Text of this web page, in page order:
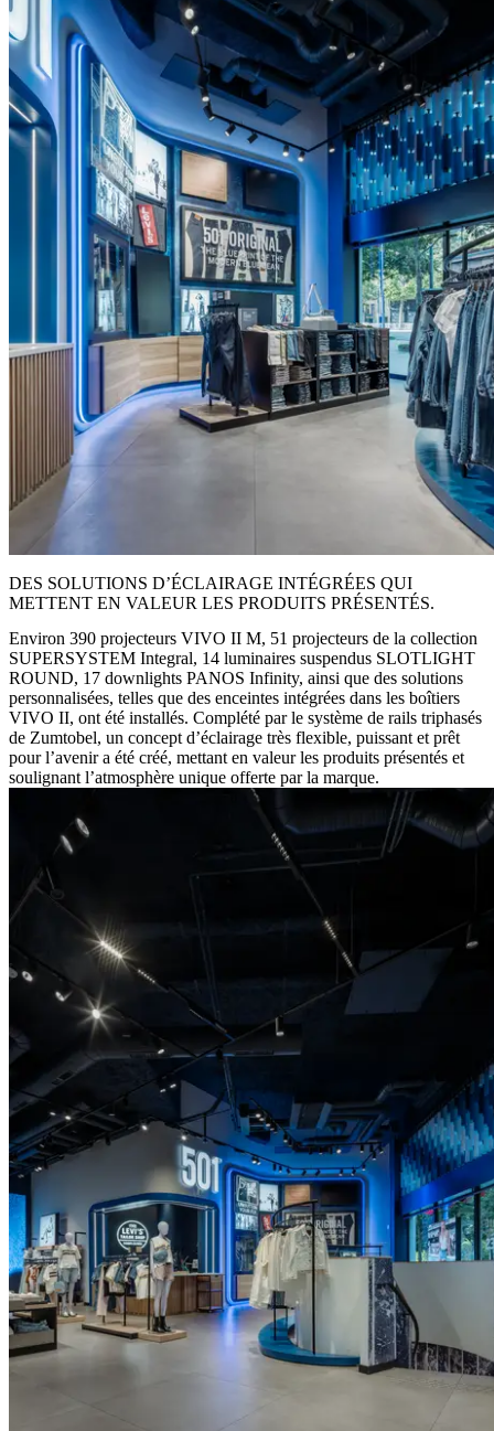
DES SOLUTIONS D’ÉCLAIRAGE INTÉGRÉES QUI
METTENT EN VALEUR LES PRODUITS PRÉSENTÉS.
Environ 390 projecteurs VIVO II M, 51 projecteurs de la collection
SUPERSYSTEM Integral, 14 luminaires suspendus SLOTLIGHT
ROUND, 17 downlights PANOS Infinity, ainsi que des solutions
personnalisées, telles que des enceintes intégrées dans les boîtiers
VIVO II, ont été installés. Complété par le système de rails triphasés
de Zumtobel, un concept d’éclairage très flexible, puissant et prêt
pour l’avenir a été créé, mettant en valeur les produits présentés et
soulignant l’atmosphère unique offerte par la marque.